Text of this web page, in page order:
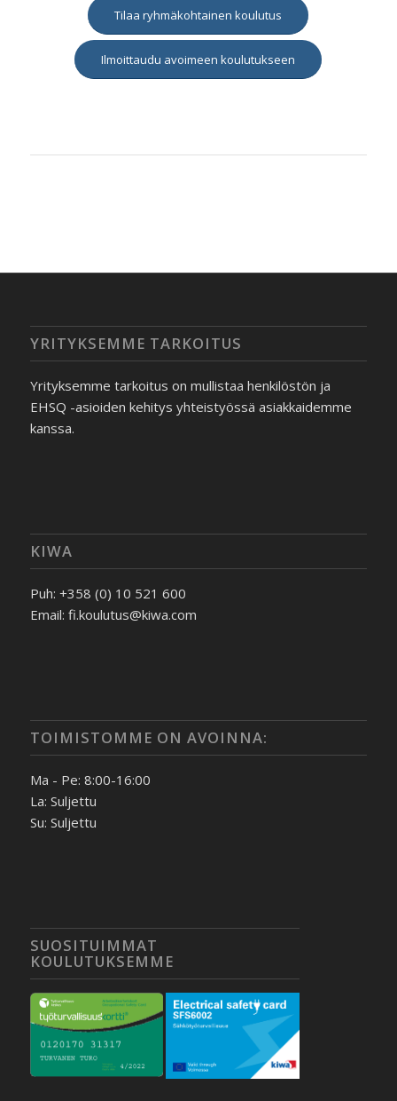
Tilaa ryhmäkohtainen koulutus
Ilmoittaudu avoimeen koulutukseen
YRITYKSEMME TARKOITUS
Yrityksemme tarkoitus on mullistaa henkilöstön ja
EHSQ -asioiden kehitys yhteistyössä asiakkaidemme
kanssa.
KIWA
Puh: +358 (0) 10 521 600
Email: fi.koulutus@kiwa.com
TOIMISTOMME ON AVOINNA:
Ma - Pe: 8:00-16:00
La: Suljettu
Su: Suljettu
SUOSITUIMMAT
KOULUTUKSEMME